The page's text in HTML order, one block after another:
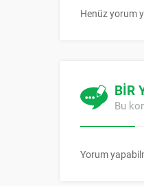
Henüz yorum
BİR
Bu
Yorum